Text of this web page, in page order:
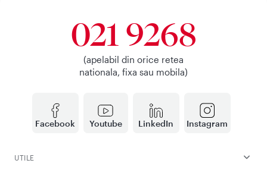
Facebook Youtube LinkedIn Instagram
021 9268
(apelabil din orice retea
nationala, fixa sau mobila)
UTILE